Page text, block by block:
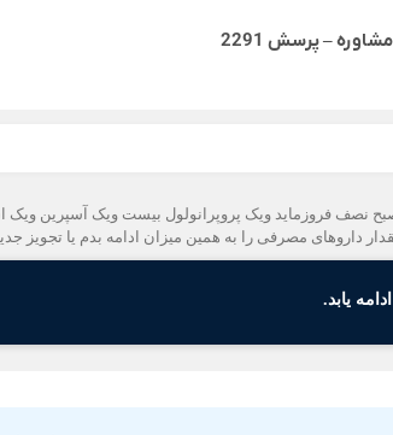
مشاوره – پرسش 2291
نصف فروزماید ویک پروپرانولول بیست ویک آسپرین
داروهای مصرفی را به همین میزان ادامه بدم یا تجویز
یابد.